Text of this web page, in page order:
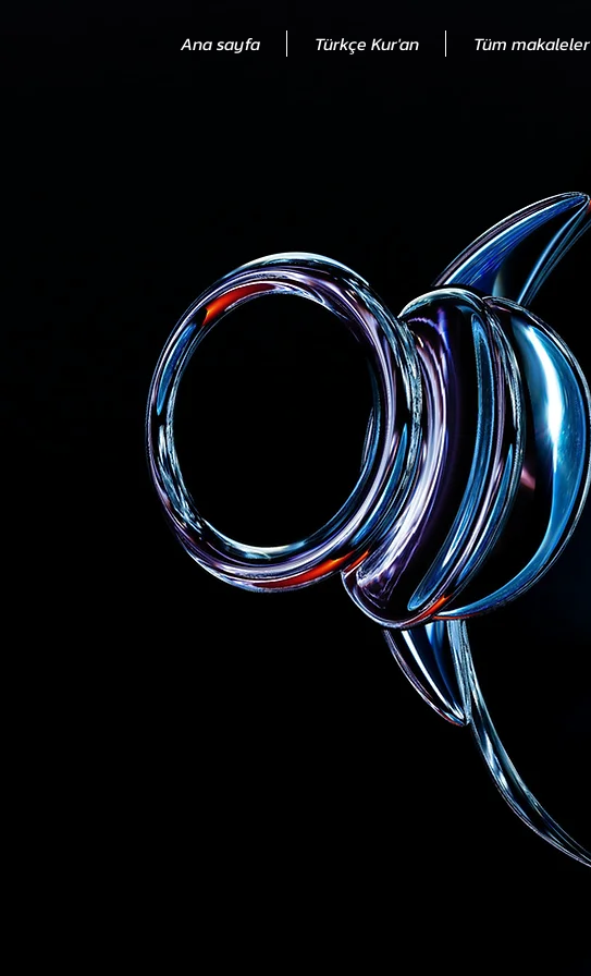
Ana sayfa Türkçe Kur'an Tüm makaleler